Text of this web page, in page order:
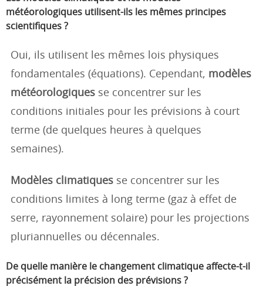
météorologiques utilisent-ils les mêmes principes
scientifiques ?
Oui, ils utilisent les mêmes lois physiques
fondamentales (équations). Cependant, modèles
météorologiques se concentrer sur les
conditions initiales pour les prévisions à court
terme (de quelques heures à quelques
semaines).
Modèles climatiques se concentrer sur les
conditions limites à long terme (gaz à effet de
serre, rayonnement solaire) pour les projections
pluriannuelles ou décennales.
De quelle manière le changement climatique affecte-t-il
précisément la précision des prévisions ?